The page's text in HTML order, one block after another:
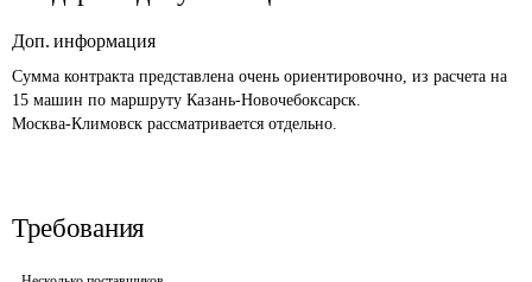
Доп. информация
Сумма контракта представлена очень ориентировочно, из расчета на
15 машин по маршруту Казань-Новочебоксарск.
Москва-Климовск рассматривается отдельно.
Требования